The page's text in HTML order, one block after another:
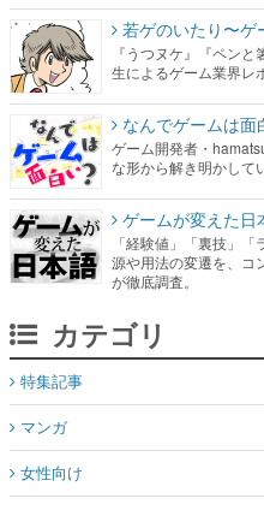
若ゲのいたり〜ゲ
『うつヌケ』『ペン
生によるゲーム業界レ
なんでゲームは面
ゲーム開発者・
な形から解き明かして
ゲームが変えた日
「経験値」「裏技」
源や用法の変遷を、コ
が徹底調査。
カテゴリ
特集記事
マンガ
女性向け